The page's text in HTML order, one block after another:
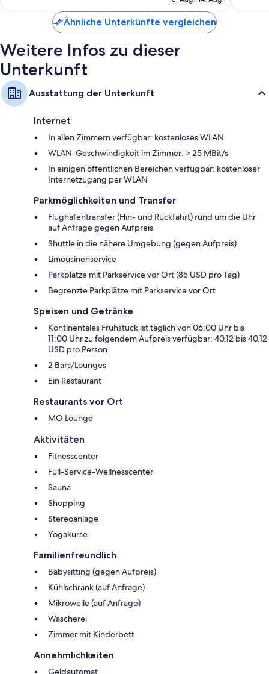
Kaffee-/Teefilter (wiederverwendbar), Recycling und LED-
Glühbirnen
Badezimmer mit Regenduschen und Designer-Toilettenartikeln
55-Zoll-HD-Fernseher mit Premium-TV-Sendern
Kompostierung, Bereitstellung umweltfreundlicher
Reinigungsmittel und Mikrowellen
Ähnliche Unterkünfte vergleichen
Weitere Infos zu dieser
Unterkunft
Ausstattung der Unterkunft
Internet
In allen Zimmern verfügbar: kostenloses WLAN
WLAN-Geschwindigkeit im Zimmer: > 25 MBit/s
In einigen öffentlichen Bereichen verfügbar: kostenloser
Internetzugang per WLAN
Parkmöglichkeiten und Transfer
Flughafentransfer (Hin- und Rückfahrt) rund um die Uhr
auf Anfrage gegen Aufpreis
Shuttle in die nähere Umgebung (gegen Aufpreis)
Limousinenservice
Parkplätze mit Parkservice vor Ort (85 USD pro Tag)
Begrenzte Parkplätze mit Parkservice vor Ort
Speisen und Getränke
Kontinentales Frühstück ist täglich von 06:00 Uhr bis
11:00 Uhr zu folgendem Aufpreis verfügbar: 40,12 bis 40,12
USD pro Person
2 Bars/Lounges
Ein Restaurant
Restaurants vor Ort
MO Lounge
Aktivitäten
Fitnesscenter
Full-Service-Wellnesscenter
Sauna
Shopping
Stereoanlage
Yogakurse
Familienfreundlich
Babysitting (gegen Aufpreis)
Kühlschrank (auf Anfrage)
Mikrowelle (auf Anfrage)
Wäscherei
Zimmer mit Kinderbett
Annehmlichkeiten
Geldautomat